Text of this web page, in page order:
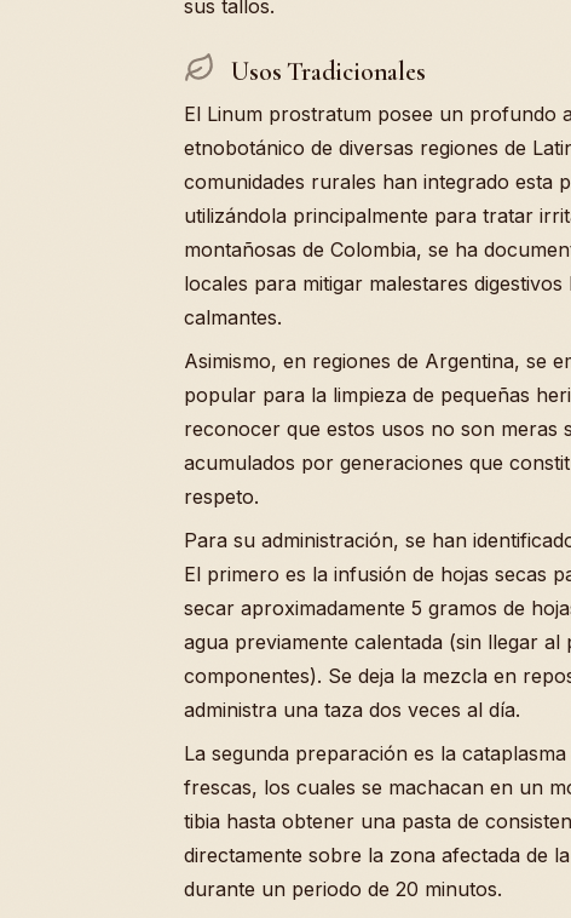
sus tallos.
Usos Tradicionales
El Linum prostratum posee un profundo
etnobotánico de diversas regiones de
comunidades rurales han integrado esta
utilizándola principalmente para tratar
montañosas de Colombia, se ha
locales para mitigar malestares
calmantes.
Asimismo, en regiones de Argentina, se
popular para la limpieza de pequeñas
reconocer que estos usos no son meras
acumulados por generaciones que
respeto.
Para su administración, se han
El primero es la infusión de hojas secas
secar aproximadamente 5 gramos de
agua previamente calentada (sin llegar
componentes). Se deja la mezcla en
administra una taza dos veces al día.
La segunda preparación es la
frescas, los cuales se machacan en un
tibia hasta obtener una pasta de
directamente sobre la zona afectada de
durante un periodo de 20 minutos.